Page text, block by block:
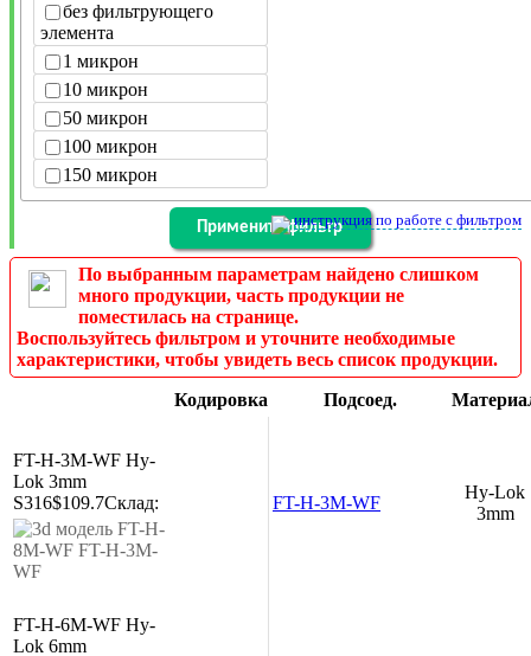
без фильтрующего
элемента
1 микрон
10 микрон
50 микрон
100 микрон
150 микрон
инструкция по работе с фильтром
По выбранным параметрам найдено слишком
много продукции, часть продукции не
поместилась на странице.
Воспользуйтесь фильтром и уточните необходимые
характеристики, чтобы увидеть весь список продукции.
Кодировка
Подсоед.
FT-H-3M-WF Hy-
Lok 3mm
S316$109.7Склад: FT-H-3M-WF
Hy-Lok
3mm
FT-H-6M-WF Hy-
Lok 6mm